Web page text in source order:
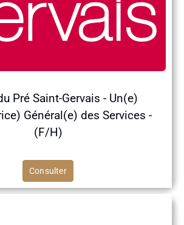
Pré Saint-Gervais - Un(e)
Général(e) des Services -
(F/H)
Consulter